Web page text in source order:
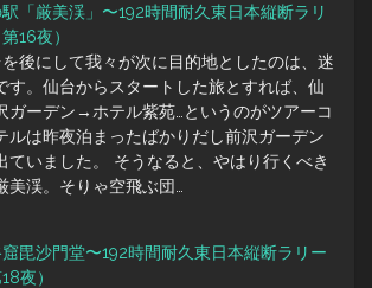
「厳美渓」〜192時間耐久東日本縦断ラリ
16夜）
後にして我々が次に目的地としたのは、迷
す。仙台からスタートした旅とすれば、仙
ーデン→ホテル紫苑…というのがツアーコ
ルは昨夜泊まったばかりだし前沢ガーデン
ていました。 そうなると、やはり行くべき
美渓。そりゃ空飛ぶ団…
毘沙門堂〜192時間耐久東日本縦断ラリー
18夜）